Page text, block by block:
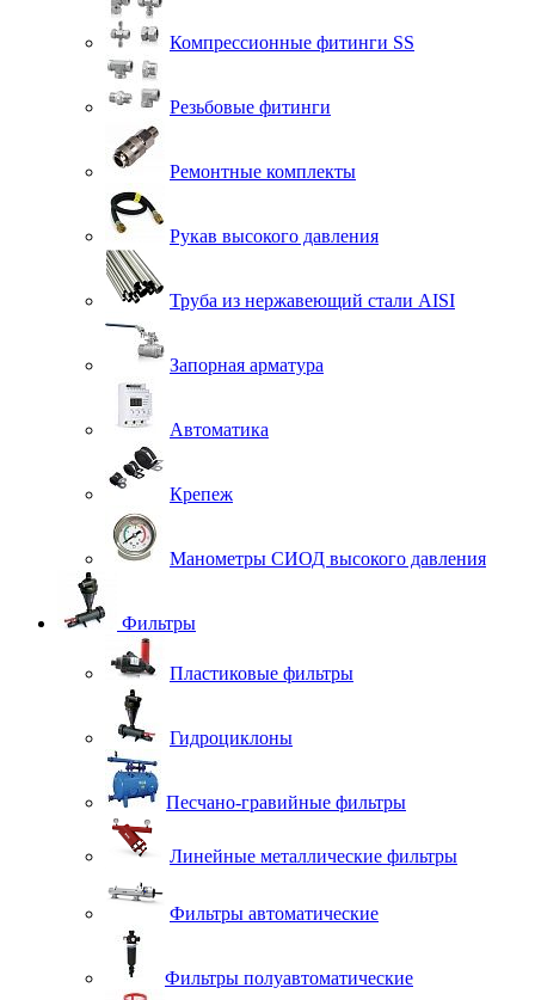
Компрессионные фитинги SS
Резьбовые фитинги
Ремонтные комплекты
Рукав высокого давления
Труба из нержавеющий стали AISI
Запорная арматура
Автоматика
Крепеж
Манометры СИОД высокого давления
Фильтры
Пластиковые фильтры
Гидроциклоны
Песчано-гравийные фильтры
Линейные металлические фильтры
Фильтры автоматические
Фильтры полуавтоматические